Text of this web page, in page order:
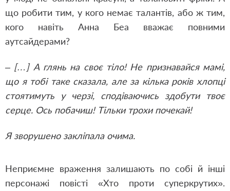
що робити тим, у кого немає талантів, або ж тим,
кого навіть Анна Беа вважає повними
аутсайдерами?
– […] А глянь на своє тіло! Не признавайся мамі,
що я тобі таке сказала, але за кілька років хлопці
стоятимуть у черзі, сподіваючись здобути твоє
серце. Ось побачиш! Тільки трохи почекай!
Я зворушено закліпала очима.
Неприємне враження залишають по собі й інші
персонажі повісті «Хто проти суперкрутих».